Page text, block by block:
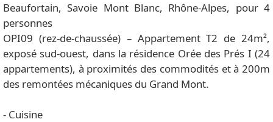
Beaufortain, Savoie Mont Blanc, Rhône-Alpes, pour 4
personnes
OPI09 (rez-de-chaussée) – Appartement T2 de 24m²,
exposé sud-ouest, dans la résidence Orée des Prés I (24
appartements), à proximités des commodités et à 200m
des remontées mécaniques du Grand Mont.
- Cuisine